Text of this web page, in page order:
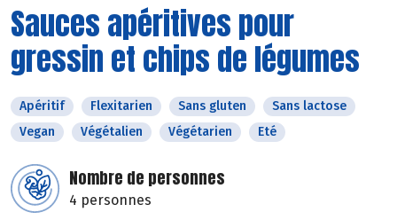
Sauces apéritives pour
gressin et chips de légumes
Apéritif Flexitarien Sans gluten
Sans lactose
Vegan
Végétalien Végétarien Eté
Nombre de personnes
4 personnes